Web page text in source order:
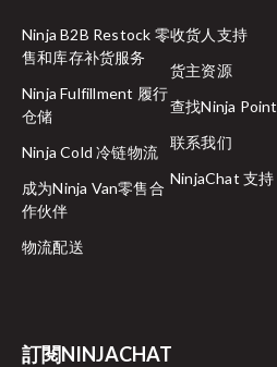
Ninja B2B Restock 零
售和库存补货服务
Ninja Fulfillment 履行
仓储
Ninja Cold 冷链物流
成为Ninja Van零售合
作伙伴
物流配送
收货人支持
货主资源
查找Ninja Point
联系我们
NinjaChat 支持
訂閱NINJACHAT